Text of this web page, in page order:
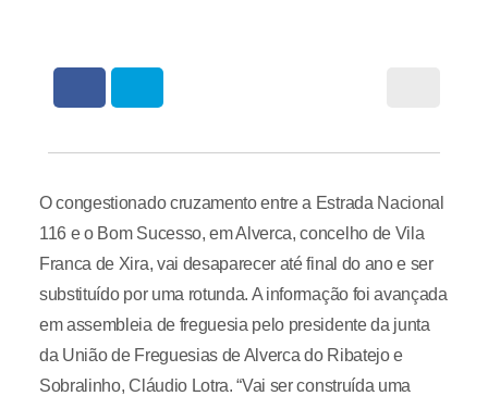
O congestionado cruzamento entre a Estrada Nacional
116 e o Bom Sucesso, em Alverca, concelho de Vila
Franca de Xira, vai desaparecer até final do ano e ser
substituído por uma rotunda. A informação foi avançada
em assembleia de freguesia pelo presidente da junta
da União de Freguesias de Alverca do Ribatejo e
Sobralinho, Cláudio Lotra. “Vai ser construída uma